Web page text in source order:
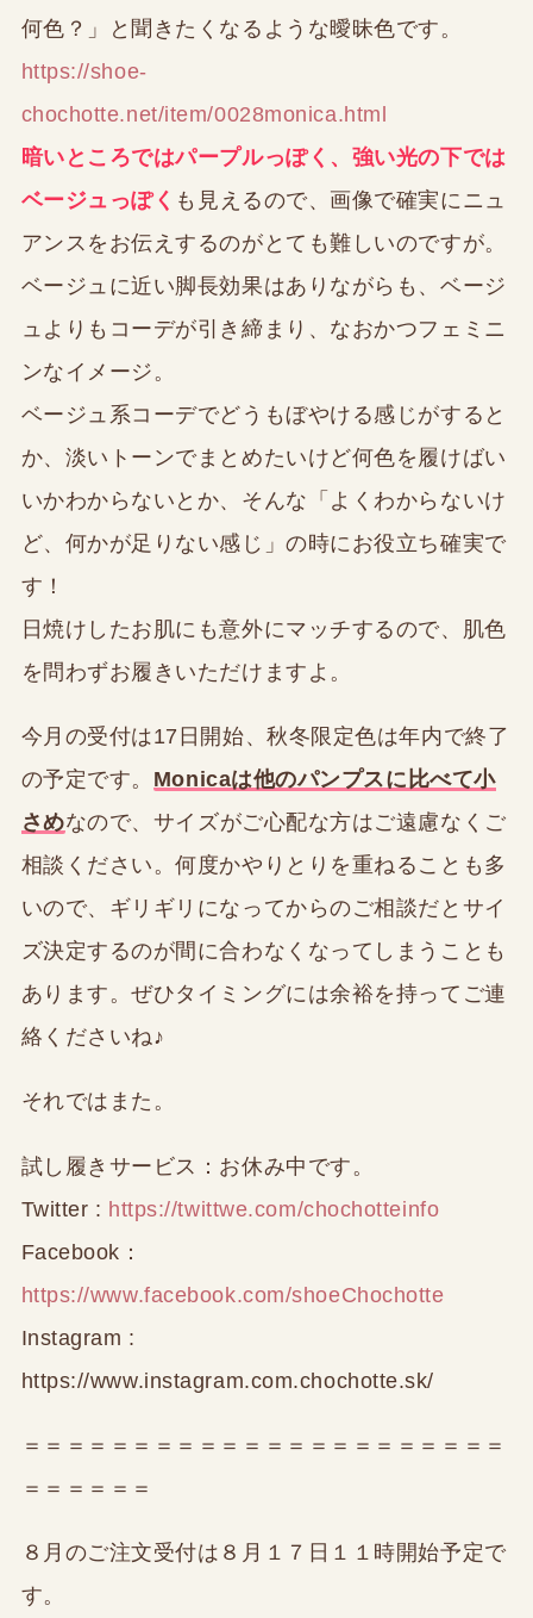
何色？」と聞きたくなるような曖昧色です。
https://shoe-
chochotte.net/item/0028monica.html
暗いところではパープルっぽく、強い光の下では
ベージュっぽく も見えるので、画像で確実にニュ
アンスをお伝えするのがとても難しいのですが。
ベージュに近い脚長効果はありながらも、ベージ
ュよりもコーデが引き締まり、なおかつフェミニ
ンなイメージ。
ベージュ系コーデでどうもぼやける感じがすると
か、淡いトーンでまとめたいけど何色を履けばい
いかわからないとか、そんな「よくわからないけ
ど、何かが足りない感じ」の時にお役立ち確実で
す！
日焼けしたお肌にも意外にマッチするので、肌色
を問わずお履きいただけますよ。
今月の受付は17日開始、秋冬限定色は年内で終了
の予定です。 Monicaは他のパンプスに比べて小
さめなので、サイズがご心配な方はご遠慮なくご
相談ください。何度かやりとりを重ねることも多
いので、ギリギリになってからのご相談だとサイ
ズ決定するのが間に合わなくなってしまうことも
あります。ぜひタイミングには余裕を持ってご連
絡くださいね♪
それではまた。
試し履きサービス：お休み中です。
Twitter : https://twittwe.com/chochotteinfo
Facebook：
https://www.facebook.com/shoeChochotte
Instagram :
https://www.instagram.com.chochotte.sk/
＝＝＝＝＝＝＝＝＝＝＝＝＝＝＝＝＝＝＝＝＝＝
＝＝＝＝＝＝
８月のご注文受付は８月１７日１１時開始予定で
す。